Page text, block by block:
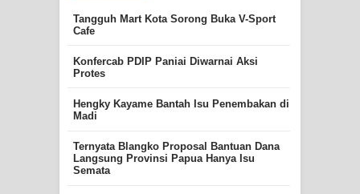
Tangguh Mart Kota Sorong Buka V-Sport
Cafe
Konfercab PDIP Paniai Diwarnai Aksi
Protes
Hengky Kayame Bantah Isu Penembakan di
Madi
Ternyata Blangko Proposal Bantuan Dana
Langsung Provinsi Papua Hanya Isu
Semata